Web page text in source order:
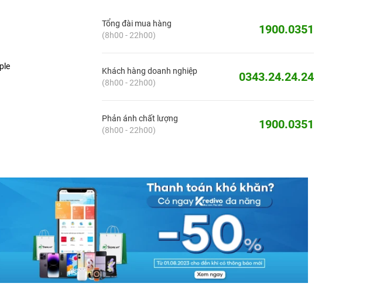
Tổng đài mua hàng
(8h00 - 22h00)
1900.0351
Khách hàng doanh nghiệp
(8h00 - 22h00)
0343.24.24.24
Phản ánh chất lượng
(8h00 - 22h00)
1900.0351